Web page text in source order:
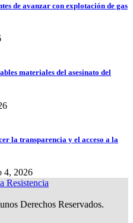
de avanzar con explotación de gas
materiales del asesinato del
la transparencia y el acceso a la
4, 2026
Derechos Reservados.